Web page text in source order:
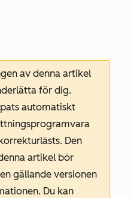
av denna artikel
för dig.
automatiskt
Den
artikel bör
gällande versionen
Du kan